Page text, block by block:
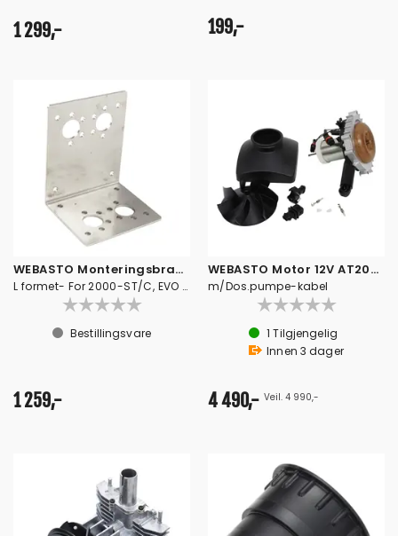
1 299,- 199,-
WEBASTO Monteringsbrakett
L formet- For 2000-ST/C, EVO 40/55
Bestillingsvare
1 259,-
WEBASTO Motor 12V AT2000 ST
m/Dos.pumpe-kabel
1 Tilgjengelig
Innen 3 dager
4 490,- Veil. 4 990,-